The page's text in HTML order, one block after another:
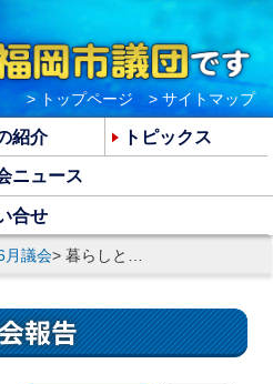
月議会> 暮らしと中小業者守る施策求め、博物館リニューアル計画と「モラル・マナー条例」についてただす
報告
紹介 トピックス
ニュース
合せ
> トップページ > サイトマップ